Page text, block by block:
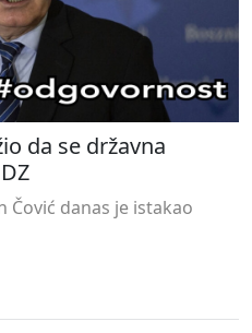
da se državna
Čović danas je istakao